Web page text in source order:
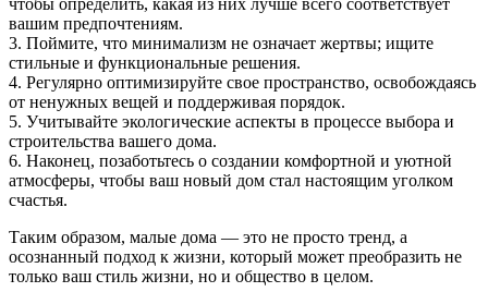
вашим предпочтениям.
3. Поймите, что минимализм не означает жертвы; ищите
стильные и функциональные решения.
4. Регулярно оптимизируйте свое пространство, освобождаясь
от ненужных вещей и поддерживая порядок.
5. Учитывайте экологические аспекты в процессе выбора и
строительства вашего дома.
6. Наконец, позаботьтесь о создании комфортной и уютной
атмосферы, чтобы ваш новый дом стал настоящим уголком
счастья.
Таким образом, малые дома — это не просто тренд, а
осознанный подход к жизни, который может преобразить не
только ваш стиль жизни, но и общество в целом.